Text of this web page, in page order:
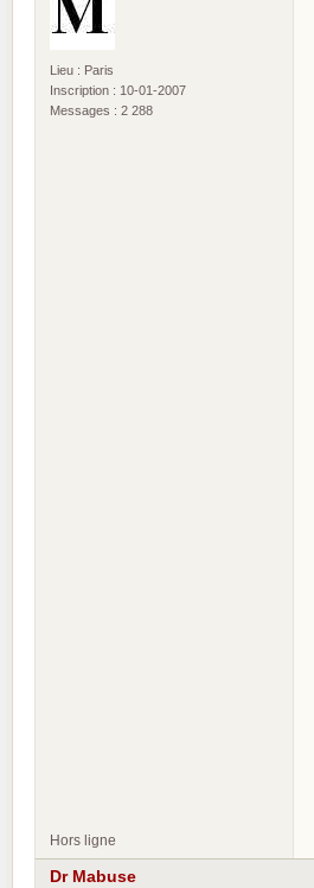
Lieu : Paris
Inscription : 10-01-2007
Messages : 2 288
Hors ligne
Dr Mabuse